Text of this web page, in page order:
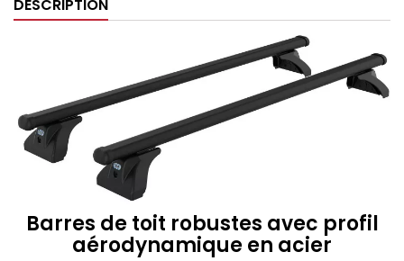
DESCRIPTION
Barres de toit robustes avec profil
aérodynamique en acier